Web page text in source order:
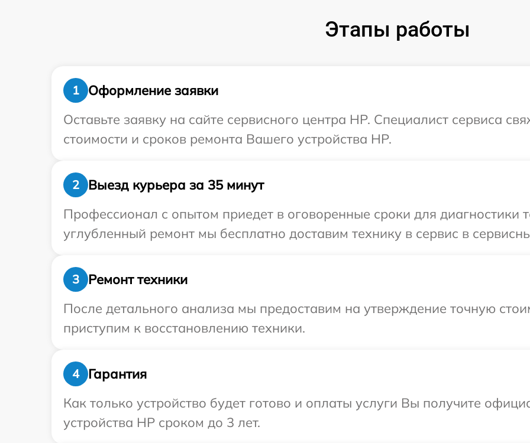
Этапы работы
1
Оформление заявки
Оставьте заявку на сайте сервисного центра HP. Специалист сервиса
стоимости и сроков ремонта Вашего устройства HP.
2
Выезд курьера за 35 минут
Профессионал с опытом приедет в оговоренные сроки для диагностики
углубленный ремонт мы бесплатно доставим технику в сервис в
3
Ремонт техники
После детального анализа мы предоставим на утверждение точную
приступим к восстановлению техники.
4
Гарантия
Как только устройство будет готово и оплаты услуги Вы получите
устройства HP сроком до 3 лет.